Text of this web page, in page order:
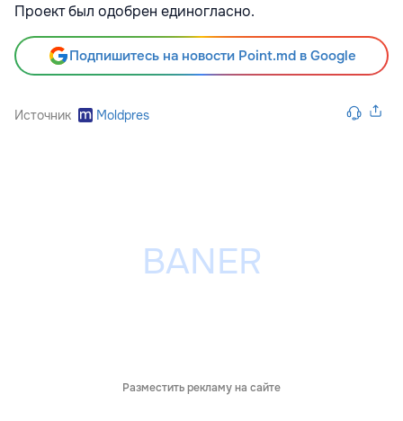
Проект был одобрен единогласно.
Подпишитесь на новости Point.md в Google
Источник Moldpres
Разместить рекламу на сайте